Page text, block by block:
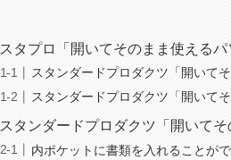
スタプロ「開いてそのまま使える
スタンダードプロダクツ「開いて
スタンダードプロダクツ「開いて
スタンダードプロダクツ「開いて
内ポケットに書類を入れることがで